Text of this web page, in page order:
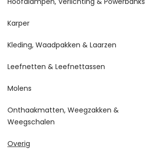
Karper
Kleding, Waadpakken & Laarzen
Leefnetten & Leefnettassen
Molens
Onthaakmatten, Weegzakken &
Weegschalen
Overig